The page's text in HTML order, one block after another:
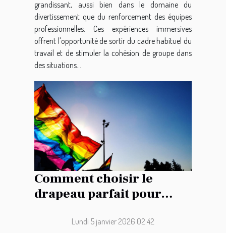
grandissant, aussi bien dans le domaine du
divertissement que du renforcement des équipes
professionnelles. Ces expériences immersives
offrent l'opportunité de sortir du cadre habituel du
travail et de stimuler la cohésion de groupe dans
des situations...
Comment choisir le
drapeau parfait pour
héritage ?Lundi 5 janvier 2026 02:42